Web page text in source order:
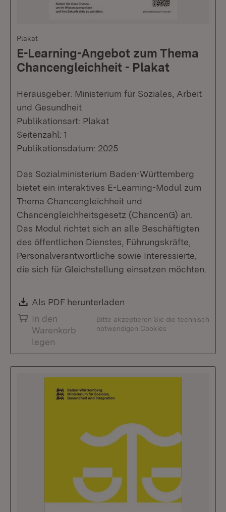
Plakat
E-Learning-Angebot zum Thema
Chancengleichheit - Plakat
Herausgeber: Ministerium für Soziales, Arbeit
und Gesundheit
Publikationsart: Plakat
Seitenzahl: 1
Publikationsdatum: 2025
Das Sozialministerium Baden-Württemberg
bietet ein interaktives E-Learning-Modul zum
Thema Chancengleichheit und
Chancengleichheitsgesetz (ChancenG) an.
Das Modul richtet sich an alle Beschäftigten
des öffentlichen Dienstes, Führungskräfte,
Personalverantwortliche sowie Interessierte,
die sich für Gleichstellung einsetzen möchten.
Download:
Als PDF herunterladen
In den
Warenkorb
legen
Bitte akzeptieren Sie die technisch
notwendigen Cookies